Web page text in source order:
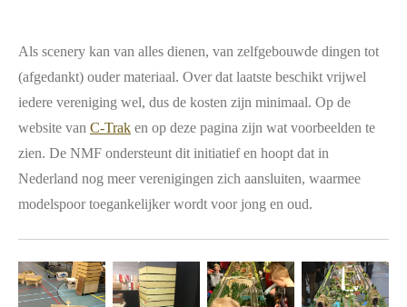
Als scenery kan van alles dienen, van zelfgebouwde dingen tot
(afgedankt) ouder materiaal. Over dat laatste beschikt vrijwel
iedere vereniging wel, dus de kosten zijn minimaal. Op de
website van C-Trak en op deze pagina zijn wat voorbeelden te
zien. De NMF ondersteunt dit initiatief en hoopt dat in
Nederland nog meer verenigingen zich aansluiten, waarmee
modelspoor toegankelijker wordt voor jong en oud.